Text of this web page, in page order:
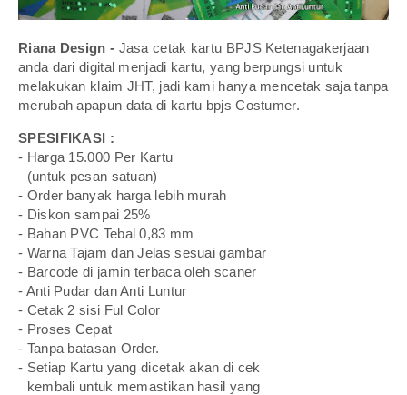
Riana Design - Jasa cetak kartu BPJS Ketenagakerjaan
anda dari digital menjadi kartu, yang berpungsi untuk
melakukan klaim JHT, jadi kami hanya mencetak saja tanpa
merubah apapun data di kartu bpjs Costumer.
SPESIFIKASI :
- Harga 15.000 Per Kartu
(untuk pesan satuan)
- Order banyak harga lebih murah
- Diskon sampai 25%
- Bahan PVC Tebal 0,83 mm
- Warna Tajam dan Jelas sesuai gambar
- Barcode di jamin terbaca oleh scaner
- Anti Pudar dan Anti Luntur
- Cetak 2 sisi Ful Color
- Proses Cepat
- Tanpa batasan Order.
- Setiap Kartu yang dicetak akan di cek
kembali untuk memastikan hasil yang